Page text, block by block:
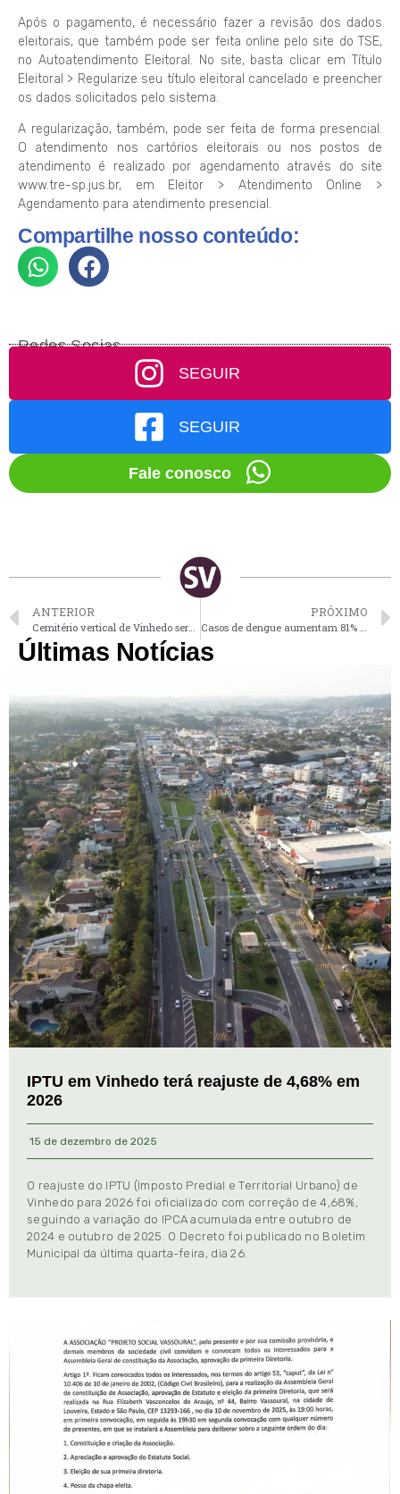
Após o pagamento, é necessário fazer a revisão dos dados
eleitorais, que também pode ser feita online pelo site do TSE,
no Autoatendimento Eleitoral. No site, basta clicar em Título
Eleitoral > Regularize seu título eleitoral cancelado e preencher
os dados solicitados pelo sistema.
A regularização, também, pode ser feita de forma presencial.
O atendimento nos cartórios eleitorais ou nos postos de
atendimento é realizado por agendamento através do site
www.tre-sp.jus.br, em Eleitor > Atendimento Online >
Agendamento para atendimento presencial.
Compartilhe nosso conteúdo:
Redes Socias
SEGUIR
SEGUIR
Fale conosco
ANTERIOR
Cemitério vertical de Vinhedo será ecologicamente correto
PRÓXIMO
Casos de dengue aumentam 81% em apenas 7 dias em Vinhedo
Últimas Notícias
IPTU em Vinhedo terá reajuste de 4,68% em
2026
15 de dezembro de 2025
O reajuste do IPTU (Imposto Predial e Territorial Urbano) de
Vinhedo para 2026 foi oficializado com correção de 4,68%,
seguindo a variação do IPCA acumulada entre outubro de
2024 e outubro de 2025. O Decreto foi publicado no Boletim
Municipal da última quarta-feira, dia 26.